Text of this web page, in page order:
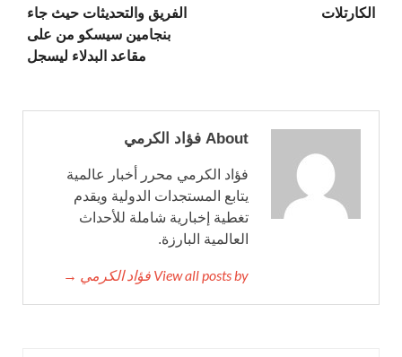
الكارتلات
الفريق والتحديثات حيث جاء
بنجامين سيسكو من على
مقاعد البدلاء ليسجل
About فؤاد الكرمي
فؤاد الكرمي محرر أخبار عالمية
يتابع المستجدات الدولية ويقدم
تغطية إخبارية شاملة للأحداث
العالمية البارزة.
View all posts by فؤاد الكرمي →